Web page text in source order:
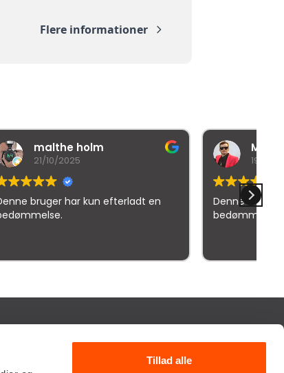
Tillad alle
Flere informationer
en
Mr iNexuz (RedHead)
Denne bruger har kun efterladt en